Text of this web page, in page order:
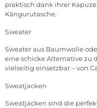
praktisch dank ihrer
Kängurutasche.
Sweater
Sweater aus Baumwolle
eine schicke Alternative zu
vielseitig einsetzbar – von
Sweatjacken
Sweatjacken sind die